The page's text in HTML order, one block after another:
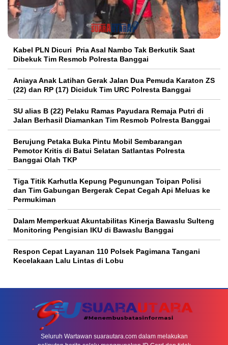
Kabel PLN Dicuri Pria Asal Nambo Tak Berkutik Saat
Dibekuk Tim Resmob Polresta Banggai
Aniaya Anak Latihan Gerak Jalan Dua Pemuda Karaton ZS
(22) dan RP (17) Diciduk Tim URC Polresta Banggai
SU alias B (22) Pelaku Ramas Payudara Remaja Putri di
Jalan Berhasil Diamankan Tim Resmob Polresta Banggai
Berujung Petaka Buka Pintu Mobil Sembarangan
Pemotor Kritis di Batui Selatan Satlantas Polresta
Banggai Olah TKP
Tiga Titik Karhutla Kepung Pegunungan Toipan Polisi
dan Tim Gabungan Bergerak Cepat Cegah Api Meluas ke
Permukiman
Dalam Memperkuat Akuntabilitas Kinerja Bawaslu Sulteng
Monitoring Pengisian IKU di Bawaslu Banggai
Respon Cepat Layanan 110 Polsek Pagimana Tangani
Kecelakaan Lalu Lintas di Lobu
Seluruh Wartawan suarautara.com dalam melakukan